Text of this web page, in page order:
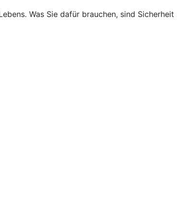
Was Sie dafür brauchen, sind Sicherheit